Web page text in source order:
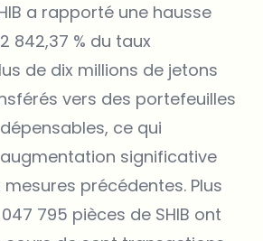
a rapporté une hausse
842,37 % du taux
de dix millions de jetons
vers des portefeuilles
ce qui
significative
précédentes. Plus
795 pièces de SHIB ont